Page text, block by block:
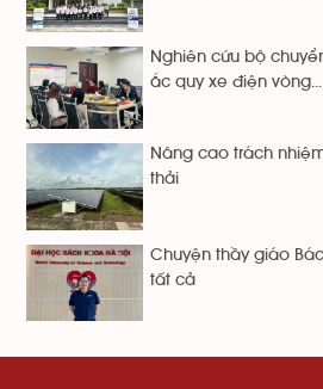
Nghiên cứu bộ
ắc quy xe điện vòng...
Nâng cao trách
thải
Chuyện thầy giáo
tất cả